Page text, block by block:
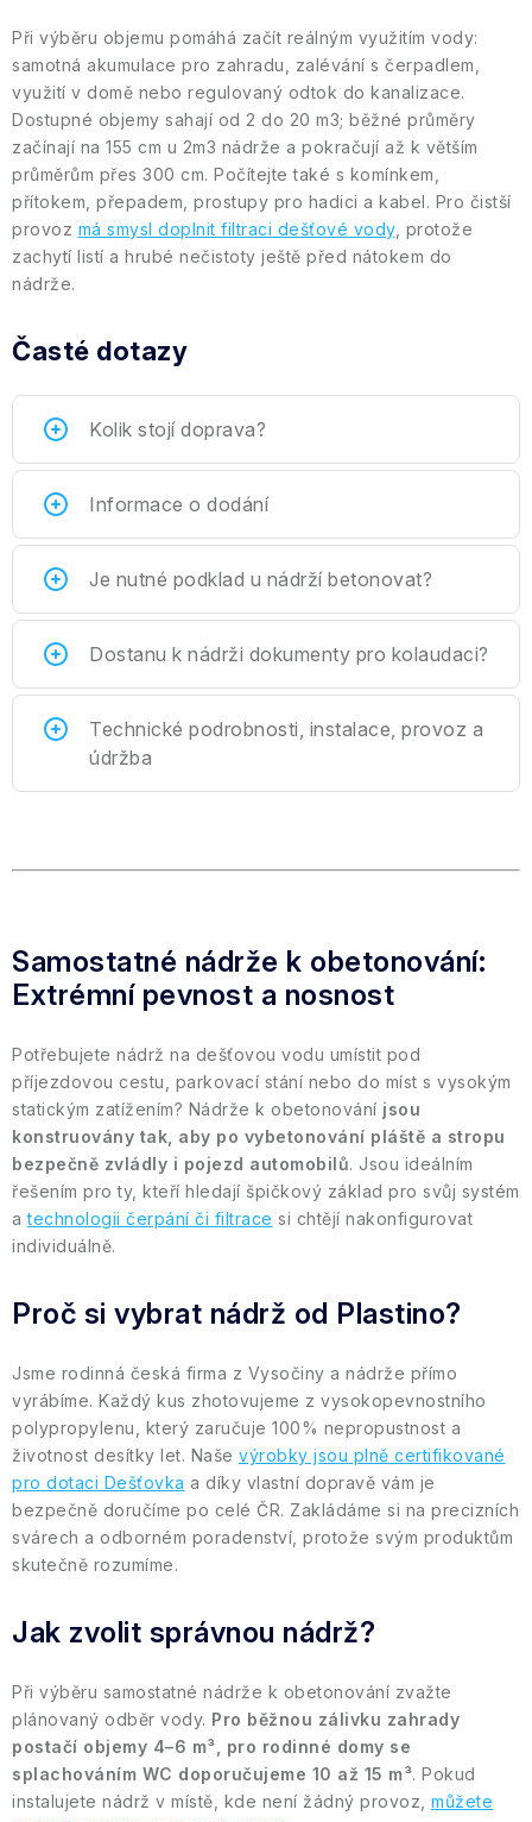
Při výběru objemu pomáhá začít reálným využitím vody:
samotná akumulace pro zahradu, zalévání s čerpadlem,
využití v domě nebo regulovaný odtok do kanalizace.
Dostupné objemy sahají od 2 do 20 m3; běžné průměry
začínají na 155 cm u 2m3 nádrže a pokračují až k větším
průměrům přes 300 cm. Počítejte také s komínkem,
přítokem, přepadem, prostupy pro hadici a kabel. Pro čistší
provoz má smysl doplnit filtraci dešťové vody, protože
zachytí listí a hrubé nečistoty ještě před nátokem do
nádrže.
Časté dotazy
Kolik stojí doprava?
Informace o dodání
Je nutné podklad u nádrží betonovat?
Dostanu k nádrži dokumenty pro kolaudaci?
Technické podrobnosti, instalace, provoz a
údržba
Samostatné nádrže k obetonování:
Extrémní pevnost a nosnost
Potřebujete nádrž na dešťovou vodu umístit pod
příjezdovou cestu, parkovací stání nebo do míst s vysokým
statickým zatížením? Nádrže k obetonování jsou
konstruovány tak, aby po vybetonování pláště a stropu
bezpečně zvládly i pojezd automobilů. Jsou ideálním
řešením pro ty, kteří hledají špičkový základ pro svůj systém
atechnologii čerpání či filtrace si chtějí nakonfigurovat
individuálně.
Proč si vybrat nádrž od Plastino?
Jsme rodinná česká firma z Vysočiny a nádrže přímo
vyrábíme. Každý kus zhotovujeme z vysokopevnostního
polypropylenu, který zaručuje 100% nepropustnost a
životnost desítky let. Naše výrobky jsou plně certifikované
pro dotaci Dešťovka a díky vlastní dopravě vám je
bezpečně doručíme po celé ČR. Zakládáme si na precizních
svárech a odborném poradenství, protože svým produktům
skutečně rozumíme.
Jak zvolit správnou nádrž?
Při výběru samostatné nádrže k obetonování zvažte
plánovaný odběr vody. Pro běžnou zálivku zahrady
postačí objemy 4–6 m³, pro rodinné domy se
splachováním WC doporučujeme 10 až 15 m³. Pokud
instalujete nádrž v místě, kde není žádný provoz, můžete